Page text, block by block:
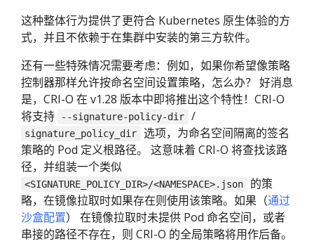
这种整体行为提供了更符合 Kubernetes 原生体验的方
式，并且不依赖于在集群中安装的第三方软件。
还有一些特殊情况需要考虑：例如，如果你希望像策略
控制器那样允许按命名空间设置策略，怎么办？ 好消息
是，CRI-O 在 v1.28 版本中即将推出这个特性！CRI-O
将支持
--signature-policy-dir /
signature_policy_dir
选项，为命名空间隔离的签名
策略的 Pod 定义根路径。 这意味着 CRI-O 将查找该路
径，并组装一个类似
<SIGNATURE_POLICY_DIR>/<NAMESPACE>.json
的策
略，在镜像拉取时如果存在则使用该策略。如果（通过
沙盒配置） 在镜像拉取时未提供 Pod 命名空间，或者
串接的路径不存在，则 CRI-O 的全局策略将用作后备。